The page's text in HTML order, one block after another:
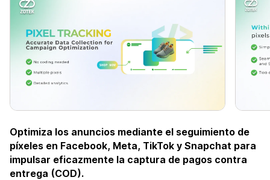
Optimiza los anuncios mediante el seguimiento de
píxeles en Facebook, Meta, TikTok y Snapchat para
impulsar eficazmente la captura de pagos contra
entrega (COD).